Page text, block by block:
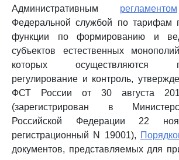
Административным регламентом
Федеральной службой по тарифам
функции по формированию и
субъектов естественных
которых осуществляются
регулирование и контроль,
ФСТ России от 30 августа
(зарегистрирован в
Российской Федерации 22
регистрационный N 19001),
документов, представляемых для